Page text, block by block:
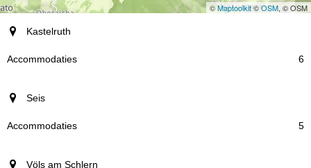
©Maptoolkit©OSM, © OSM
plaats
Accommodaties
Kastelruth
6
Seis
5
Völs am Schlern